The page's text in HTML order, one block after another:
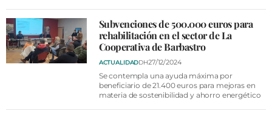
Subvenciones de 500.000 euros para
rehabilitación en el sector de La
Cooperativa de Barbastro
ACTUALIDADDH27/12/2024
Se contempla una ayuda máxima por
beneficiario de 21.400 euros para mejoras en
materia de sostenibilidad y ahorro energético